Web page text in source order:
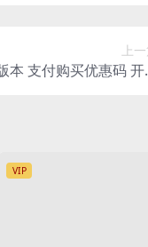
上
本 支付购买优惠码 开
VIP